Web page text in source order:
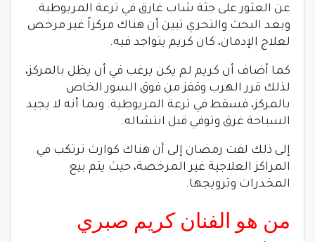
عن العثور على جثة شاب غارق في ترعة المريوطية.
وبعد البحث والتحري تبين أن هناك مركزاً غير مرخص
لعلاج الإدمان، كان كريم يتواجد فيه.
كما أضاف أن كريم لم يكن يرغب في أن يظل بالمركز،
لذلك قرر الهرب وقفز من فوق السور الخاص
بالمركز، فسقط في ترعة المريوطية. وبما أنه لا يجيد
السباحة غرق وتوفي قبل انتشاله.
إلى ذلك لفت رمضان إلى أن هناك كوارث ترتكب في
المراكز العلاجية غير المرخصة، حيث يتم بيع
المخدرات وترويجها.
من هو الفنان كريم صبري